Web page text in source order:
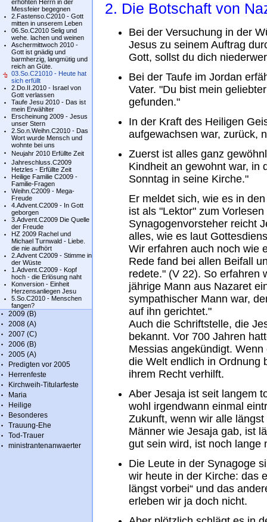
erhöhten Herrn in der
Messfeier begegnen
2.Fastenso.C2010 - Gott
mitten in unserem Leben
06.So.C2010 Selig und
wehe. lachen und weinen
Aschermittwoch 2010 -
Gott ist gnädig und
barmherzig, langmütig und
reich an Güte.
03.So.C21010 - Heute hat
sich erfüllt
2.Do.II.2010 - Israel von
Gott verlassen
Taufe Jesu 2010 - Das ist
mein Erwählter
Erscheinung 2009 - Jesus
unser Stern
2.So.n.Weihn.C2010 - Das
Wort wurde Mensch und
wohnte bei uns
Neujahr 2010 Erfüllte Zeit
Jahreschluss.C2009
Hetzles - Erfüllte Zeit
Heilige Familie C2009 -
Familie-Fragen
Weihn.C2009 - Mega-
Freude
4.Advent.C2009 - In Gott
geborgen
3.Advent.C2009 Die Quelle
der Freude
HZ 2009 Rachel und
Michael Turnwald - Liebe.
die nie aufhört
2.Advent C2009 - Stimme in
der Wüste
1.Advent.C2009 - Kopf
hoch - die Erlösung naht
Konversion - Einheit
Herzensanliegen Jesu
5.So.C2010 - Menschen
fangen?
2009 (B)
2008 (A)
2007 (C)
2006 (B)
2005 (A)
Predigten vor 2005
Herrenfeste
Kirchweih-Titularfeste
Maria
Heilige
Besonderes
Trauung-Ehe
Tod-Trauer
ministrantenanwaerter
2. Die Botschaft von
Bei der Versuchung in der
Jesus zu seinem Auftrag
Gott, sollst du dich
Bei der Taufe im Jordan
Vater. "Du bist mein
gefunden."
In der Kraft des Heiligen
aufgewachsen war, zurück,
Zuerst ist alles ganz
Kindheit an gewohnt war, in
Sonntag in seine Kirche."
Er meldet sich, wie es in
ist als "Lektor" zum
Synagogenvorsteher reicht
alles, wie es laut
Wir erfahren auch noch wie
Rede fand bei allen Beifall
redete." (V 22). So erfahren
jährige Mann aus Nazaret
sympathischer Mann war,
auf ihn gerichtet."
Auch die Schriftstelle, die
bekannt. Vor 700 Jahren
Messias angekündigt.
die Welt endlich in Ordnung
ihrem Recht verhilft.
Aber Jesaja ist seit langem
wohl irgendwann einmal
Zukunft, wenn wir alle
Männer wie Jesaja gab, ist
gut sein wird, ist noch lange
Die Leute in der Synagoge
wir heute in der Kirche: das
längst vorbei“ und das
erleben wir ja doch nicht.